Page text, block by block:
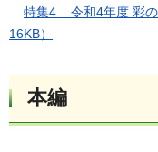
特集4 令和4年度 彩の
16KB）
本編